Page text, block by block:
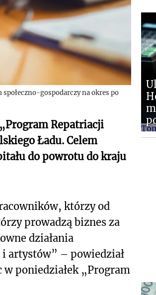
gospodarczy na okres po
Repatriacji
Ładu. Celem
do powrotu do kraju
którzy od
prowadzą biznes za
działania
artystów” – powiedział
poniedziałek „Program